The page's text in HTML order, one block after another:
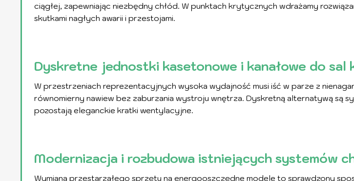
ciągłej, zapewniając niezbędny chłód. W punktach krytycznych wdrażamy
skutkami nagłych awarii i przestojami.
Dyskretne jednostki kasetonowe i kanałowe do
W przestrzeniach reprezentacyjnych wysoka wydajność musi iść w parze z
równomierny nawiew bez zaburzania wystroju wnętrza. Dyskretną alternatywą są
pozostają eleganckie kratki wentylacyjne.
Modernizacja i rozbudowa istniejących systemów
Wymiana przestarzałego sprzętu na energooszczędne modele to sprawdzony